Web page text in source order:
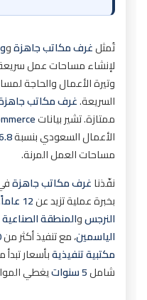
مرحلة التخطيط
المرحلة الثالثة:
الأخطاء الشائعة
أمثلة مشاريع غرف
الأخطاء الشائعة
أمثلة مشاريع ملاحق
الأخطاء الشائعة
مشروع ملحق في
مشروع ملحق في
مشروع ملحق
الصناعية الثانية
تُمثلغرف مكاتب جاهزةو
لإنشاء مساحات عمل
وتيرة الأعمال والحاجة
السريعة.غرف مكاتب
ممتازة. تشير بيانات
الأعمال السعودي بنسبة
مساحات العمل المرنة.
نفّذناغرف مكاتب جاهزة
بخبرة عملية تزيد عن12 عاماً
النرجسوالمنطقة الصناعية
الياسمين، مع تنفيذ أكثر من
مكتبية تنفيذيةبأسعار
شامل5 سنوات يغطي